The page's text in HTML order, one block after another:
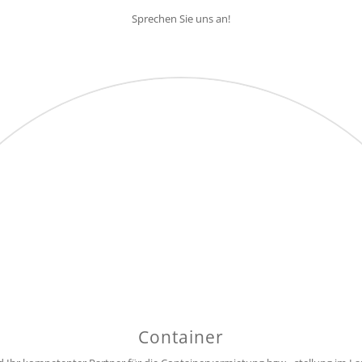
Sprechen Sie uns an!
Container
in verschiedenen Mengen zur Selbstabholung oder unsere